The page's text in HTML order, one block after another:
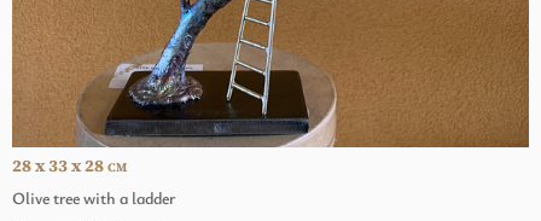
Olive tree with a ladder
28 x 33 x 28 CM